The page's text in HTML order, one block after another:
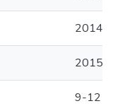
2014-
2015-
9-12